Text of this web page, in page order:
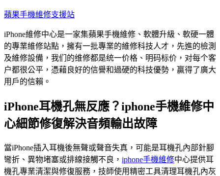
跳
主
要
內
容
蘋果手機維修支援站
iPhone維修中心是一家集蘋果手機維修、軟體升級、軟硬一體
的專業維修站點，擁有一批專業的維修科技人才，先進的檢測
及維修設備，我们的维修都是统一价格、明码标价，对每个客
户都很公平，憑藉良好的信譽和過硬的科技優勢，贏得了廣大
用戶的信賴。
iPhone耳機孔無反應？iphone手機維修中
心細節修復解決音頻輸出故障
當iPhone插入耳機後無聲或聲音失真，可能是耳機孔內部針腳
彎折、異物堵塞或排線接觸不良， iphone手機維修中心提供耳
機孔專業清潔與修復服務，技師使用精密工具清理耳機孔內灰